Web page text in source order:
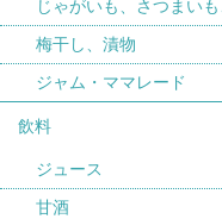
じゃがいも、さつまい
梅干し、漬物
ジャム・ママレード
飲料
ジュース
甘酒